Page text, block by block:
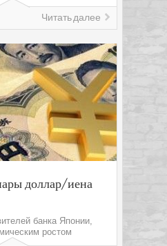
Читать далее
доллар/иена
банка Японии,
ростом